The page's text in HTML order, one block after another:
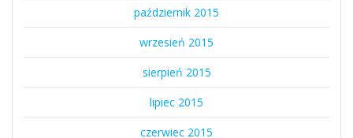
październik 2015
wrzesień 2015
sierpień 2015
lipiec 2015
czerwiec 2015